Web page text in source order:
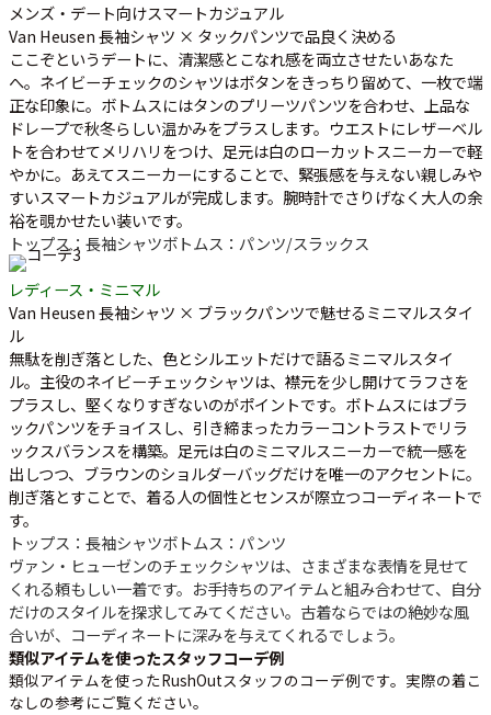
メンズ・デート向けスマートカジュアル
Van Heusen 長袖シャツ × タックパンツで品良く決める
ここぞというデートに、清潔感とこなれ感を両立させたいあなた
へ。ネイビーチェックのシャツはボタンをきっちり留めて、一枚で端
正な印象に。ボトムスにはタンのプリーツパンツを合わせ、上品な
ドレープで秋冬らしい温かみをプラスします。ウエストにレザーベル
トを合わせてメリハリをつけ、足元は白のローカットスニーカーで軽
やかに。あえてスニーカーにすることで、緊張感を与えない親しみや
すいスマートカジュアルが完成します。腕時計でさりげなく大人の余
裕を覗かせたい装いです。
トップス：長袖シャツボトムス：パンツ/スラックス
レディース・ミニマル
Van Heusen 長袖シャツ × ブラックパンツで魅せるミニマルスタイ
ル
無駄を削ぎ落とした、色とシルエットだけで語るミニマルスタイ
ル。主役のネイビーチェックシャツは、襟元を少し開けてラフさを
プラスし、堅くなりすぎないのがポイントです。ボトムスにはブラ
ックパンツをチョイスし、引き締まったカラーコントラストでリラ
ックスバランスを構築。足元は白のミニマルスニーカーで統一感を
出しつつ、ブラウンのショルダーバッグだけを唯一のアクセントに。
削ぎ落とすことで、着る人の個性とセンスが際立つコーディネートで
す。
トップス：長袖シャツボトムス：パンツ
ヴァン・ヒューゼンのチェックシャツは、さまざまな表情を見せて
くれる頼もしい一着です。お手持ちのアイテムと組み合わせて、自分
だけのスタイルを探求してみてください。古着ならではの絶妙な風
合いが、コーディネートに深みを与えてくれるでしょう。
類似アイテムを使ったスタッフコーデ例
類似アイテムを使ったRushOutスタッフのコーデ例です。実際の着こ
なしの参考にご覧ください。